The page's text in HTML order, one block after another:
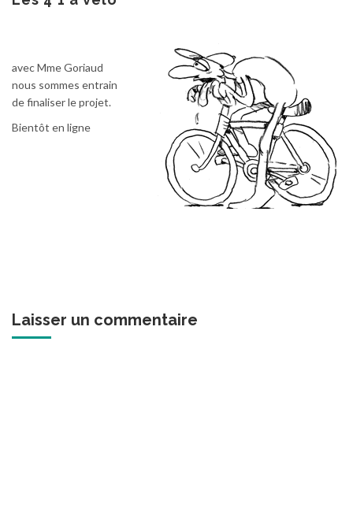
avec Mme Goriaud
nous sommes entrain
de finaliser le projet.
Bientôt en ligne
Laisser un commentaire